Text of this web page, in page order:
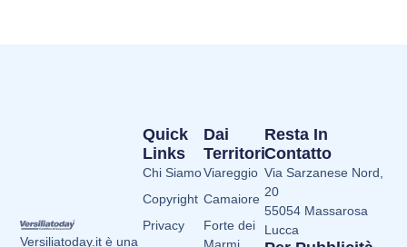
Versiliatoday.it è una
Dai
Territori
Viareggio
Camaiore
Forte dei
Quick
Links
Chi Siamo
Copyright
Privacy
Resta In
Contatto
Via Sarzanese Nord,
20
55054 Massarosa
Lucca